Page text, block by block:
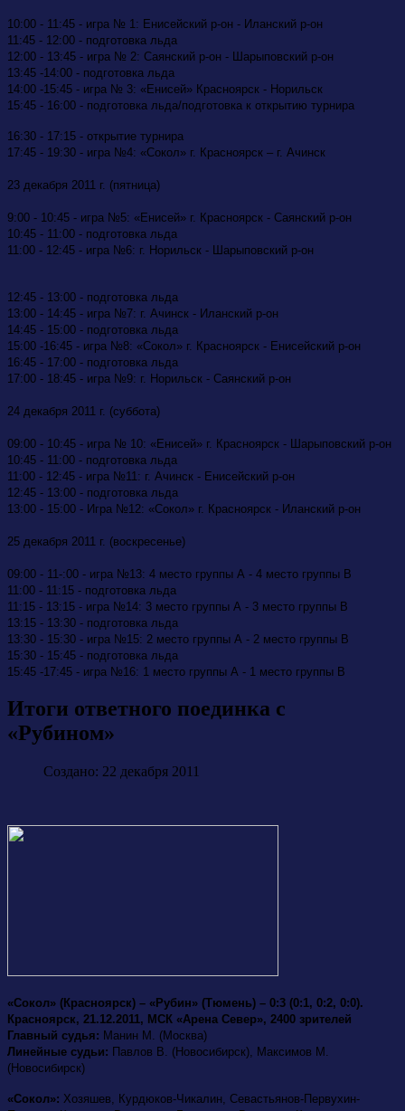
10:00 - 11:45 - игра № 1: Енисейский р-он - Иланский р-он
11:45 - 12:00 - подготовка льда
12:00 - 13:45 - игра № 2: Саянский р-он - Шарыповский р-он
13:45 -14:00 - подготовка льда
14:00 -15:45 - игра № 3: «Енисей» Красноярск - Норильск
15:45 - 16:00 - подготовка льда/подготовка к открытию турнира
16:30 - 17:15 - открытие турнира
17:45 - 19:30 - игра №4: «Сокол» г. Красноярск – г. Ачинск
23 декабря 2011 г. (пятница)
9:00 - 10:45 - игра №5: «Енисей» г. Красноярск - Саянский р-он
10:45 - 11:00 - подготовка льда
11:00 - 12:45 - игра №6: г. Норильск - Шарыповский р-он
12:45 - 13:00 - подготовка льда
13:00 - 14:45 - игра №7: г. Ачинск - Иланский р-он
14:45 - 15:00 - подготовка льда
15:00 -16:45 - игра №8: «Сокол» г. Красноярск - Енисейский р-он
16:45 - 17:00 - подготовка льда
17:00 - 18:45 - игра №9: г. Норильск - Саянский р-он
24 декабря 2011 г. (суббота)
09:00 - 10:45 - игра № 10: «Енисей» г. Красноярск - Шарыповский р-он
10:45 - 11:00 - подготовка льда
11:00 - 12:45 - игра №11: г. Ачинск - Енисейский р-он
12:45 - 13:00 - подготовка льда
13:00 - 15:00 - Игра №12: «Сокол» г. Красноярск - Иланский р-он
25 декабря 2011 г. (воскресенье)
09:00 - 11-:00 - игра №13: 4 место группы А - 4 место группы В
11:00 - 11:15 - подготовка льда
11:15 - 13:15 - игра №14: 3 место группы А - 3 место группы В
13:15 - 13:30 - подготовка льда
13:30 - 15:30 - игра №15: 2 место группы А - 2 место группы В
15:30 - 15:45 - подготовка льда
15:45 -17:45 - игра №16: 1 место группы А - 1 место группы В
Итоги ответного поединка с
«Рубином»
Создано: 22 декабря 2011
«Сокол» (Красноярск) – «Рубин» (Тюмень) – 0:3 (0:1, 0:2, 0:0).
Красноярск, 21.12.2011, МСК «Арена Север», 2400 зрителей
Главный судья: Манин М. (Москва)
Линейные судьи: Павлов В. (Новосибирск), Максимов М.
(Новосибирск)
«Сокол»: Хозяшев, Курдюков-Чикалин, Севастьянов-Первухин-